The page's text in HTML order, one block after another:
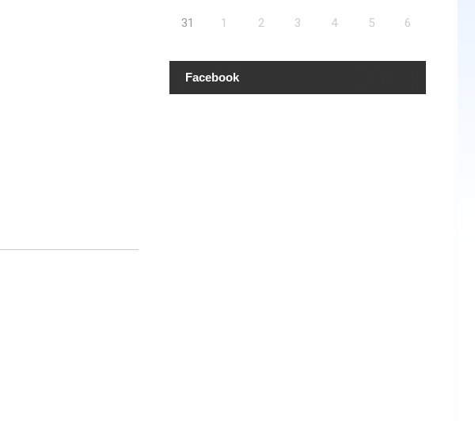
31 1 2 3 4 5 6
Facebook